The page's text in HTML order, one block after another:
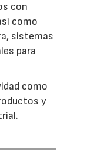
con
como
sistemas
para
como
y